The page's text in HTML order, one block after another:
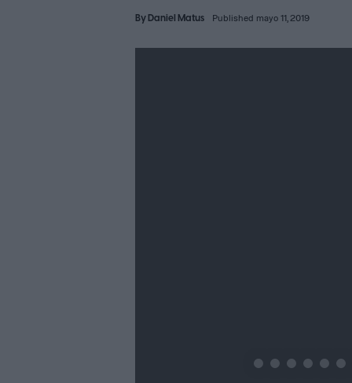
ByDaniel Matus Published mayo 11, 2019